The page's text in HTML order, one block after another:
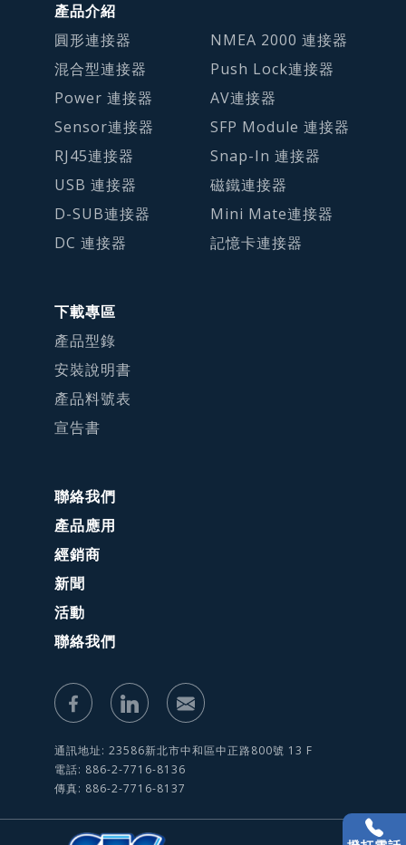
產品介紹
圓形連接器
混合型連接器
Power 連接器
Sensor連接器
RJ45連接器
USB 連接器
D-SUB連接器
DC 連接器
NMEA 2000 連接器
Push Lock連接器
AV連接器
SFP Module 連接器
Snap-In 連接器
磁鐵連接器
Mini Mate連接器
記憶卡連接器
下載專區
產品型錄
安裝說明書
產品料號表
宣告書
聯絡我們
產品應用
經銷商
新聞
活動
聯絡我們
通訊地址: 23586新北市中和區中正路800號 13 F
電話: 886-2-7716-8136
傳真: 886-2-7716-8137